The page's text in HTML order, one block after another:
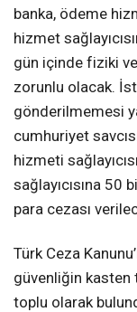
banka, ödeme
hizmet
gün içinde fiziki
zorunlu olacak.
gönderilmemesi
cumhuriyet
hizmeti
sağlayıcısına 50
para cezası
Türk Ceza
güvenliğin kasten
toplu olarak